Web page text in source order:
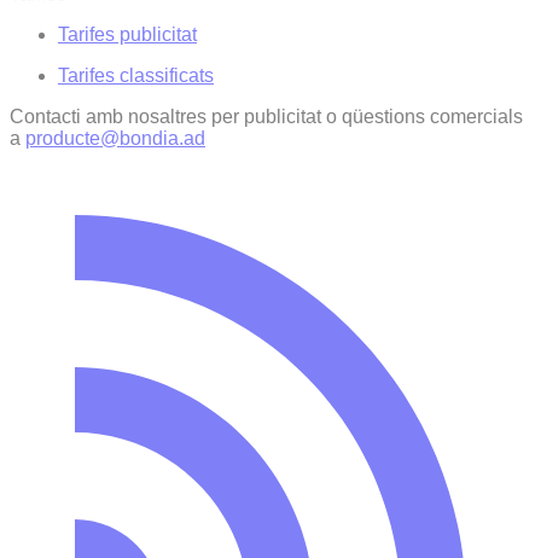
Tarifes publicitat
Tarifes classificats
Contacti amb nosaltres per publicitat o qüestions comercials
a producte@bondia.ad